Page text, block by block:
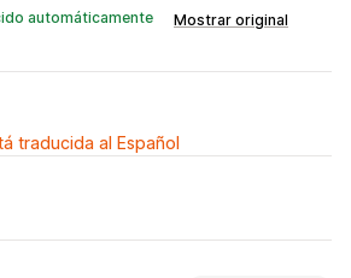
automáticamente Mostrar original
traducida al Español